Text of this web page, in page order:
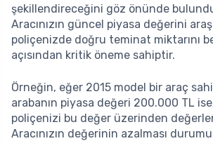
şekillendireceğini göz önünde
Aracınızın güncel piyasa değerini
poliçenizde doğru teminat miktarını
açısından kritik öneme sahiptir.
Örneğin, eğer 2015 model bir araç
arabanın piyasa değeri 200.000 TL
poliçenizi bu değer üzerinden
Aracınızın değerinin azalması